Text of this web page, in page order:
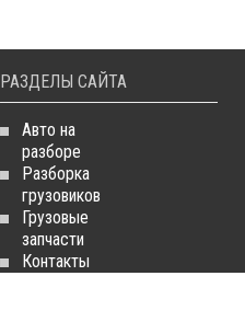
РАЗДЕЛЫ САЙТА
Авто на
разборе
Разборка
грузовиков
Грузовые
запчасти
Контакты